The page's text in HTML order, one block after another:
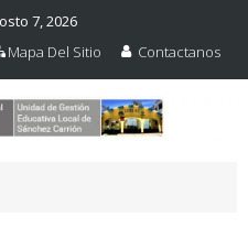
7, 2026
Mapa Del Sitio Contactanos